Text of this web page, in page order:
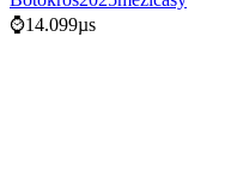
⌚14.099µs